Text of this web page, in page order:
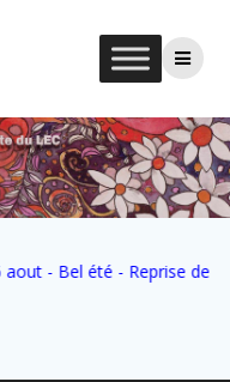
- Bel été - Reprise des